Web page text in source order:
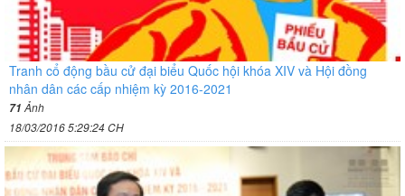
Tranh cổ động bầu cử đại biểu Quốc hội khóa XIV và Hội đồng
nhân dân các cấp nhiệm kỳ 2016-2021
71Ảnh
18/03/2016 5:29:24 CH